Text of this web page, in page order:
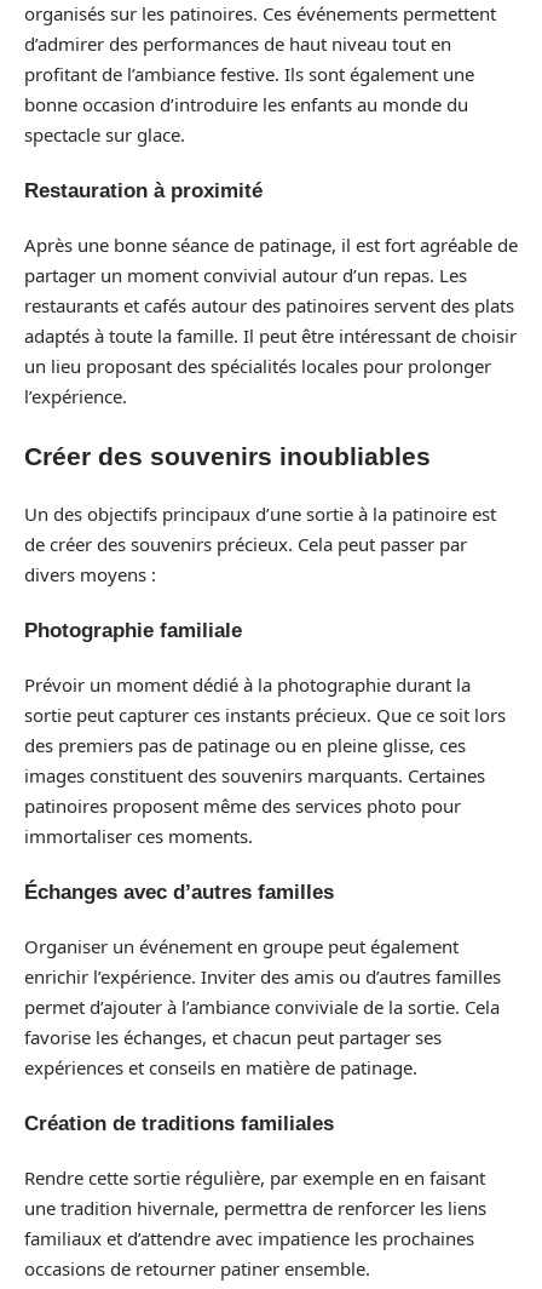
organisés sur les patinoires. Ces événements permettent
d’admirer des performances de haut niveau tout en
profitant de l’ambiance festive. Ils sont également une
bonne occasion d’introduire les enfants au monde du
spectacle sur glace.
Restauration à proximité
Après une bonne séance de patinage, il est fort agréable de
partager un moment convivial autour d’un repas. Les
restaurants et cafés autour des patinoires servent des plats
adaptés à toute la famille. Il peut être intéressant de choisir
un lieu proposant des spécialités locales pour prolonger
l’expérience.
Créer des souvenirs inoubliables
Un des objectifs principaux d’une sortie à la patinoire est
de créer des souvenirs précieux. Cela peut passer par
divers moyens :
Photographie familiale
Prévoir un moment dédié à la photographie durant la
sortie peut capturer ces instants précieux. Que ce soit lors
des premiers pas de patinage ou en pleine glisse, ces
images constituent des souvenirs marquants. Certaines
patinoires proposent même des services photo pour
immortaliser ces moments.
Échanges avec d’autres familles
Organiser un événement en groupe peut également
enrichir l’expérience. Inviter des amis ou d’autres familles
permet d’ajouter à l’ambiance conviviale de la sortie. Cela
favorise les échanges, et chacun peut partager ses
expériences et conseils en matière de patinage.
Création de traditions familiales
Rendre cette sortie régulière, par exemple en en faisant
une tradition hivernale, permettra de renforcer les liens
familiaux et d’attendre avec impatience les prochaines
occasions de retourner patiner ensemble.